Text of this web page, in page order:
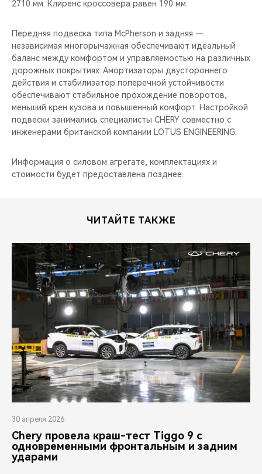
2710 мм. Клиренс кроссовера равен 190 мм.
Передняя подвеска типа McPherson и задняя —
независимая многорычажная обеспечивают идеальный
баланс между комфортом и управляемостью на различных
дорожных покрытиях. Амортизаторы двустороннего
действия и стабилизатор поперечной устойчивости
обеспечивают стабильное прохождение поворотов,
меньший крен кузова и повышенный комфорт. Настройкой
подвески занимались специалисты CHERY совместно с
инженерами британской компании LOTUS ENGINEERING.
Информация о силовом агрегате, комплектациях и
стоимости будет предоставлена позднее.
ЧИТАЙТЕ ТАКЖЕ
30 апреля 2026
Chery провела краш-тест Tiggo 9 с
одновременными фронтальным и задним
ударами